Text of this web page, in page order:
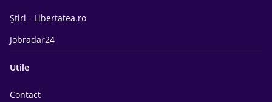
Știri - Libertatea.ro
Jobradar24
Utile
Contact